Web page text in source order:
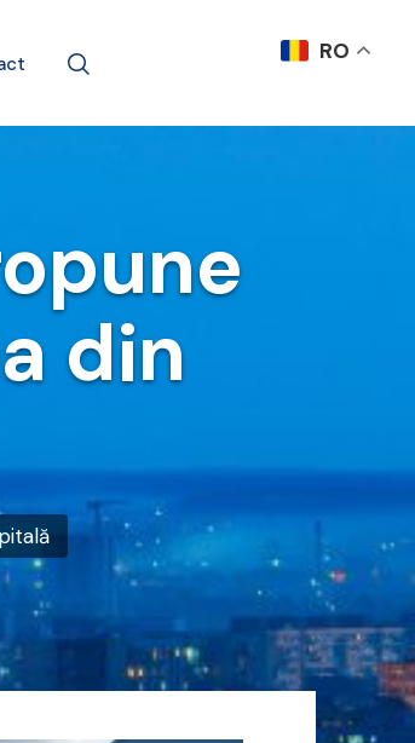
din
RO